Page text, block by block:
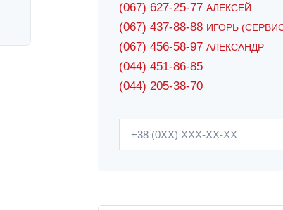
(067) 627-25-77 АЛЕКСЕЙ
(067) 437-88-88 ИГОРЬ
(067) 456-58-97 АЛЕКСАНДР
(044) 451-86-85
(044) 205-38-70